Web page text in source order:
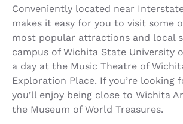
Conveniently located near
makes it easy for you to visit some
most popular attractions and local
campus of Wichita State University
a day at the Music Theatre of
Exploration Place. If you’re looking
you’ll enjoy being close to Wichita
the Museum of World Treasures.